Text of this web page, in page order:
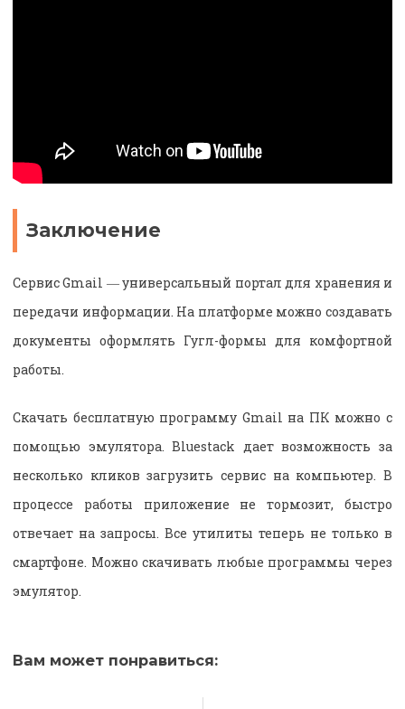
Заключение
Сервис Gmail ― универсальный портал для хранения и
передачи информации. На платформе можно создавать
документы оформлять Гугл-формы для комфортной
работы.
Скачать бесплатную программу Gmail на ПК можно с
помощью эмулятора. Bluestack дает возможность за
несколько кликов загрузить сервис на компьютер. В
процессе работы приложение не тормозит, быстро
отвечает на запросы. Все утилиты теперь не только в
смартфоне. Можно скачивать любые программы через
эмулятор.
Вам может понравиться: